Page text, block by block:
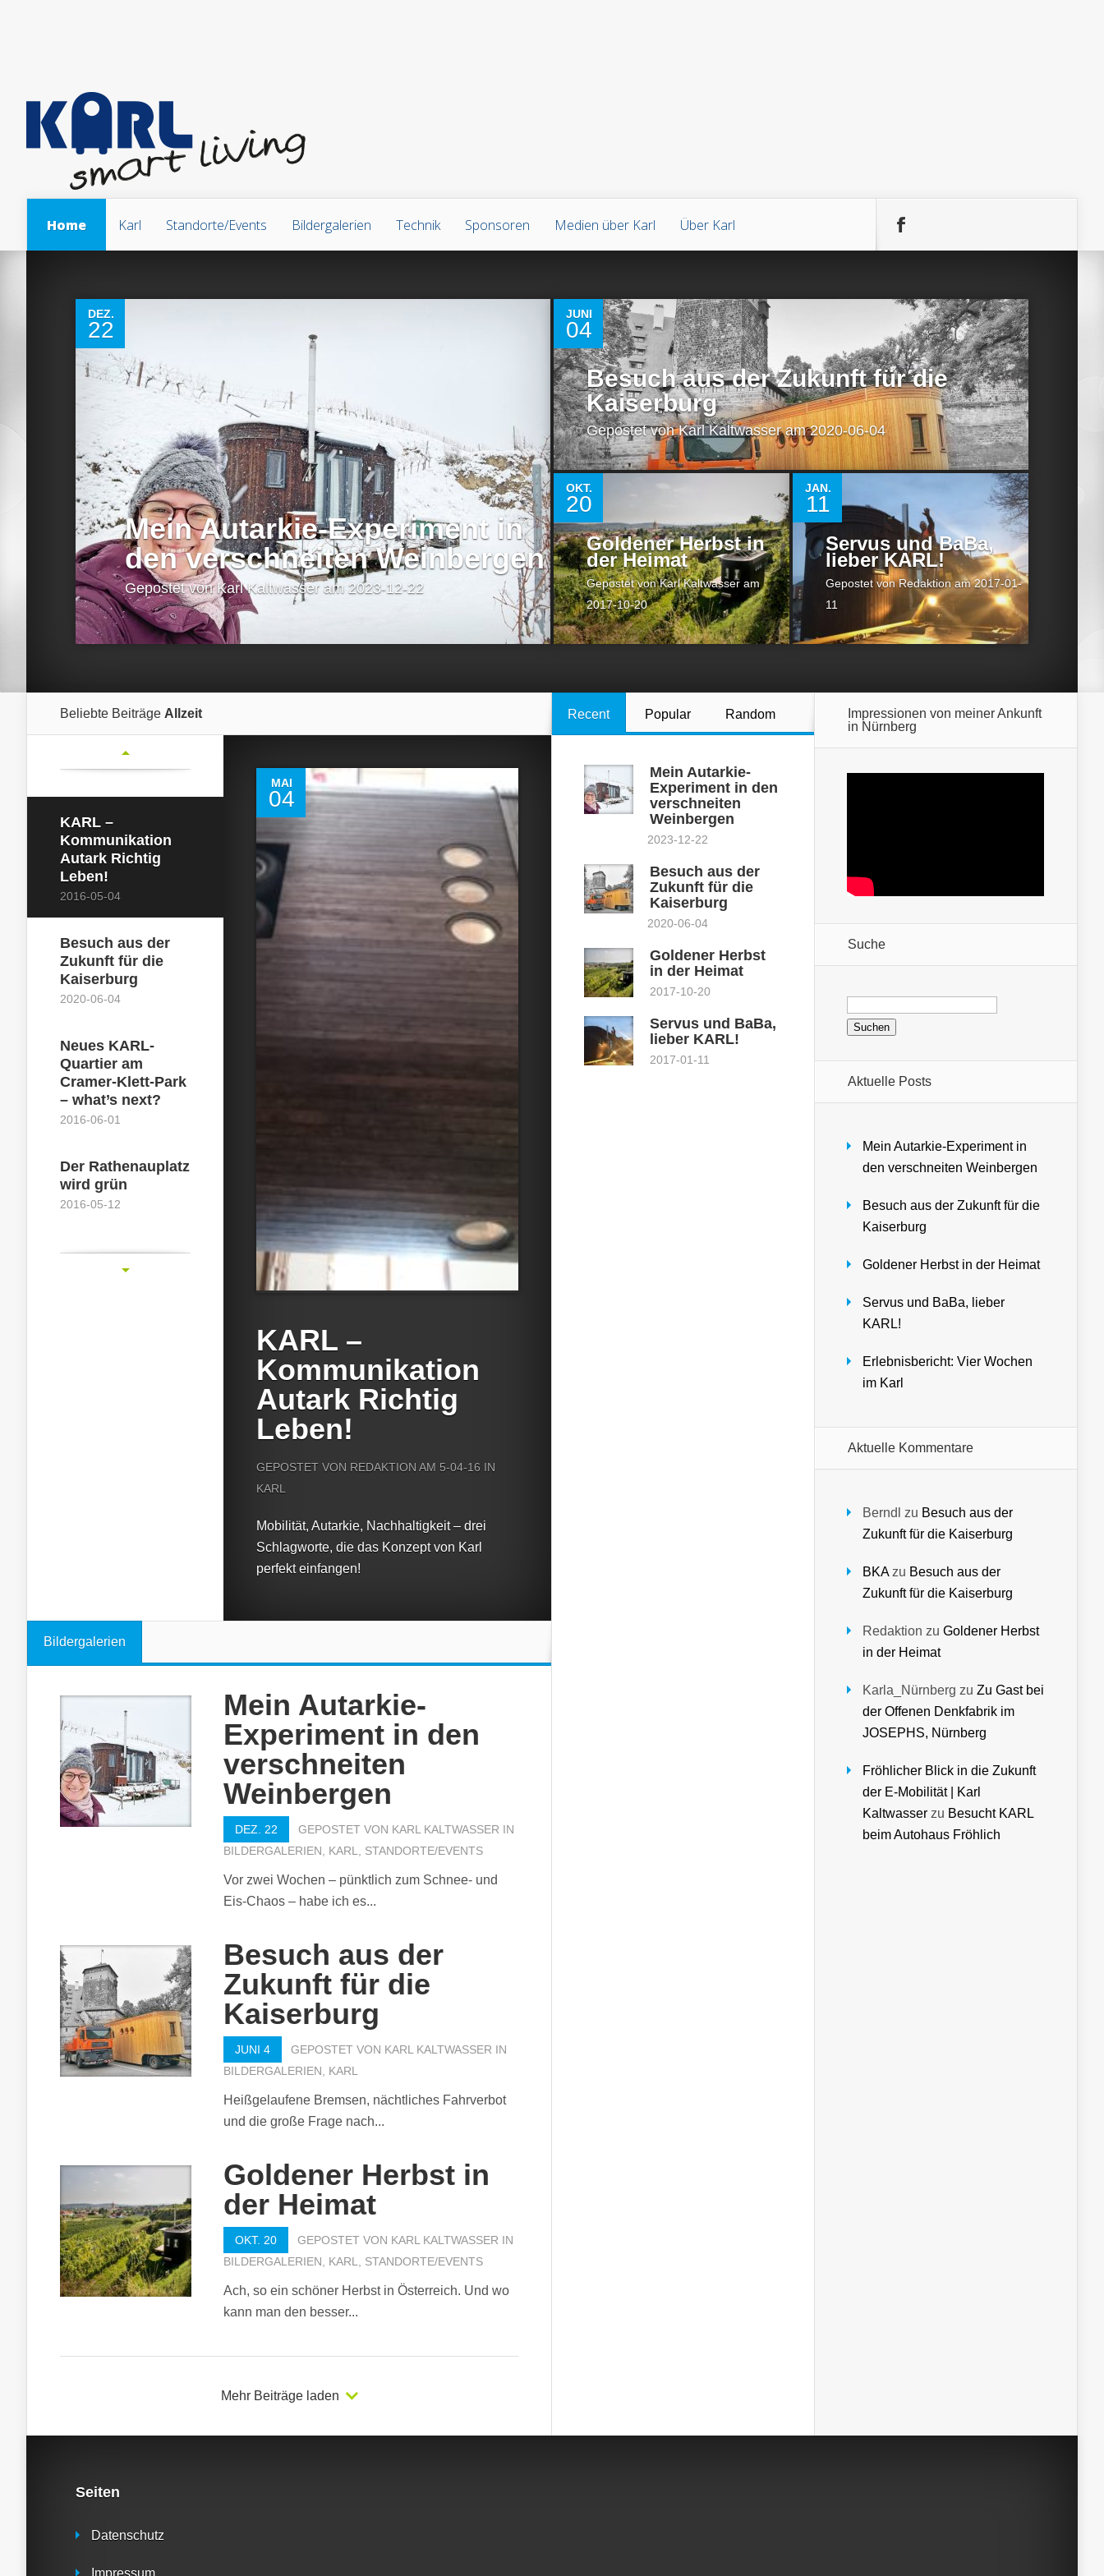
Home Karl Standorte/Events Bildergalerien Technik Sponsoren Medien über Karl Über Karl
DEZ.
22
Mein Autarkie-Experiment in
den verschneiten Weinbergen
Gepostet vonKarl Kaltwasser am 2023-12-22
JUNI
04
Besuch aus der Zukunft für die
Kaiserburg
Gepostet vonKarl Kaltwasseram 2020-06-04
OKT.
20
1
Goldener Herbst in
der Heimat
Gepostet vonKarl Kaltwasser am
2017-10-20
JAN.
11
0
Servus und BaBa,
lieber KARL!
Gepostet vonRedaktionam 2017-01-
11
Beliebte Beiträge Allzeit
KARL –
Kommunikation
Autark Richtig
Leben!
2016-05-04
Besuch aus der
Zukunft für die
Kaiserburg
2020-06-04
Neues KARL-
Quartier am
Cramer-Klett-Park
– what’s next?
2016-06-01
Der Rathenauplatz
wird grün
2016-05-12
MAI
04
KARL –
Kommunikation
Autark Richtig
Leben!
GEPOSTET VON REDAKTION AM 5-04-16 IN
KARL
Mobilität, Autarkie, Nachhaltigkeit – drei
Schlagworte, die das Konzept von Karl
perfekt einfangen!
Bildergalerien
Mein Autarkie-
Experiment in den
verschneiten
Weinbergen
DEZ. 22 GEPOSTET VON KARL KALTWASSER IN
BILDERGALERIEN
KARL STANDORTE/EVENTS
Vor zwei Wochen – pünktlich zum Schnee- und
Eis-Chaos – habe ich es...
Besuch aus der
Zukunft für die
Kaiserburg
JUNI 4 GEPOSTET VON KARL KALTWASSER IN
BILDERGALERIEN
KARL
Heißgelaufene Bremsen, nächtliches Fahrverbot
und die große Frage nach...
Goldener Herbst in
der Heimat
OKT. 20 GEPOSTET VON KARL KALTWASSER IN
BILDERGALERIEN
KARL STANDORTE/EVENTS
Ach, so ein schöner Herbst in Österreich. Und wo
kann man den besser...
Mehr Beiträge laden
Recent Popular Random
Mein Autarkie-
Experiment in den
verschneiten
Weinbergen
2023-12-22
Besuch aus der
Zukunft für die
Kaiserburg
2020-06-04
Goldener Herbst
in der Heimat
2017-10-20
Servus und BaBa,
lieber KARL!
2017-01-11
Impressionen von meiner Ankunft
in Nürnberg
Suche
Suchen
Aktuelle Posts
Mein Autarkie-Experiment in
den verschneiten Weinbergen
Besuch aus der Zukunft für die
Kaiserburg
Goldener Herbst in der Heimat
Servus und BaBa, lieber
KARL!
Erlebnisbericht: Vier Wochen
im Karl
Aktuelle Kommentare
Berndl zu Besuch aus der
Zukunft für die Kaiserburg
BKAzu Besuch aus der
Zukunft für die Kaiserburg
Redaktion zu Goldener Herbst
in der Heimat
Karla_Nürnberg zu Zu Gast bei
der Offenen Denkfabrik im
JOSEPHS, Nürnberg
Fröhlicher Blick in die Zukunft
der E-Mobilität | Karl
Kaltwasser zu Besucht KARL
beim Autohaus Fröhlich
Seiten
Datenschutz
Impressum